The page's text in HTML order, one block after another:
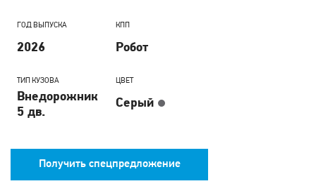
ГОД ВЫПУСКА
2026
КПП
Робот
ТИП КУЗОВА
Внедорожник
5 дв.
ЦВЕТ
Серый
Получить спецпредложение